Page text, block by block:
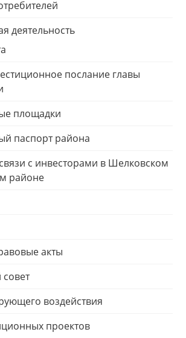
деятельность
послание главы
площадки
паспорт района
с инвесторами в Шелковском
районе
акты
воздействия
проектов